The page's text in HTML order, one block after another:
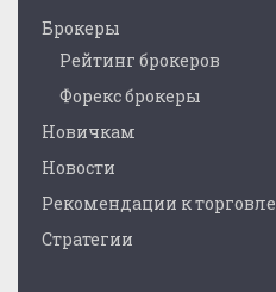
Брокеры
Рейтинг брокеров
Форекс брокеры
Новичкам
Новости
Рекомендации к торговле
Стратегии